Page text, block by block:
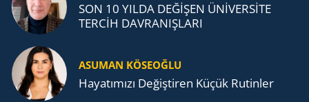
SON 10 YILDA DEĞİŞEN ÜNİVERSİTE
TERCİH DAVRANIŞLARI
ASUMAN KÖSEOĞLU
Ha­ya­tı­mı­zı De­ğiş­ti­ren Küçük Ru­tin­ler